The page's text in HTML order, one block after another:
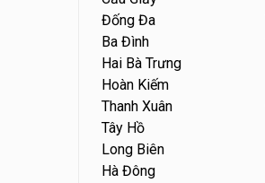
Đống Đa
Ba Đình
Hai Bà Trưng
Hoàn Kiếm
Thanh Xuân
Tây Hồ
Long Biên
Hà Đông